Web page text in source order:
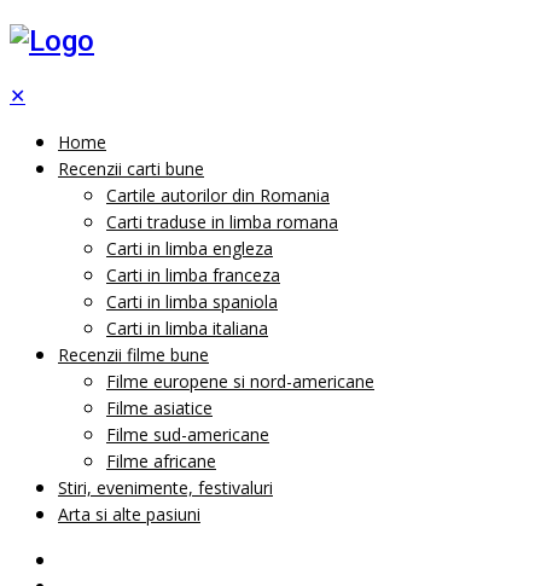
✕
Home
Recenzii carti bune
Cartile autorilor din Romania
Carti traduse in limba romana
Carti in limba engleza
Carti in limba franceza
Carti in limba spaniola
Carti in limba italiana
Recenzii filme bune
Filme europene si nord-americane
Filme asiatice
Filme sud-americane
Filme africane
Stiri, evenimente, festivaluri
Arta si alte pasiuni